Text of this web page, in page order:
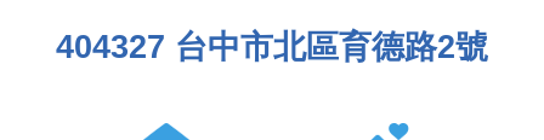
404327 台中市北區育德路2號